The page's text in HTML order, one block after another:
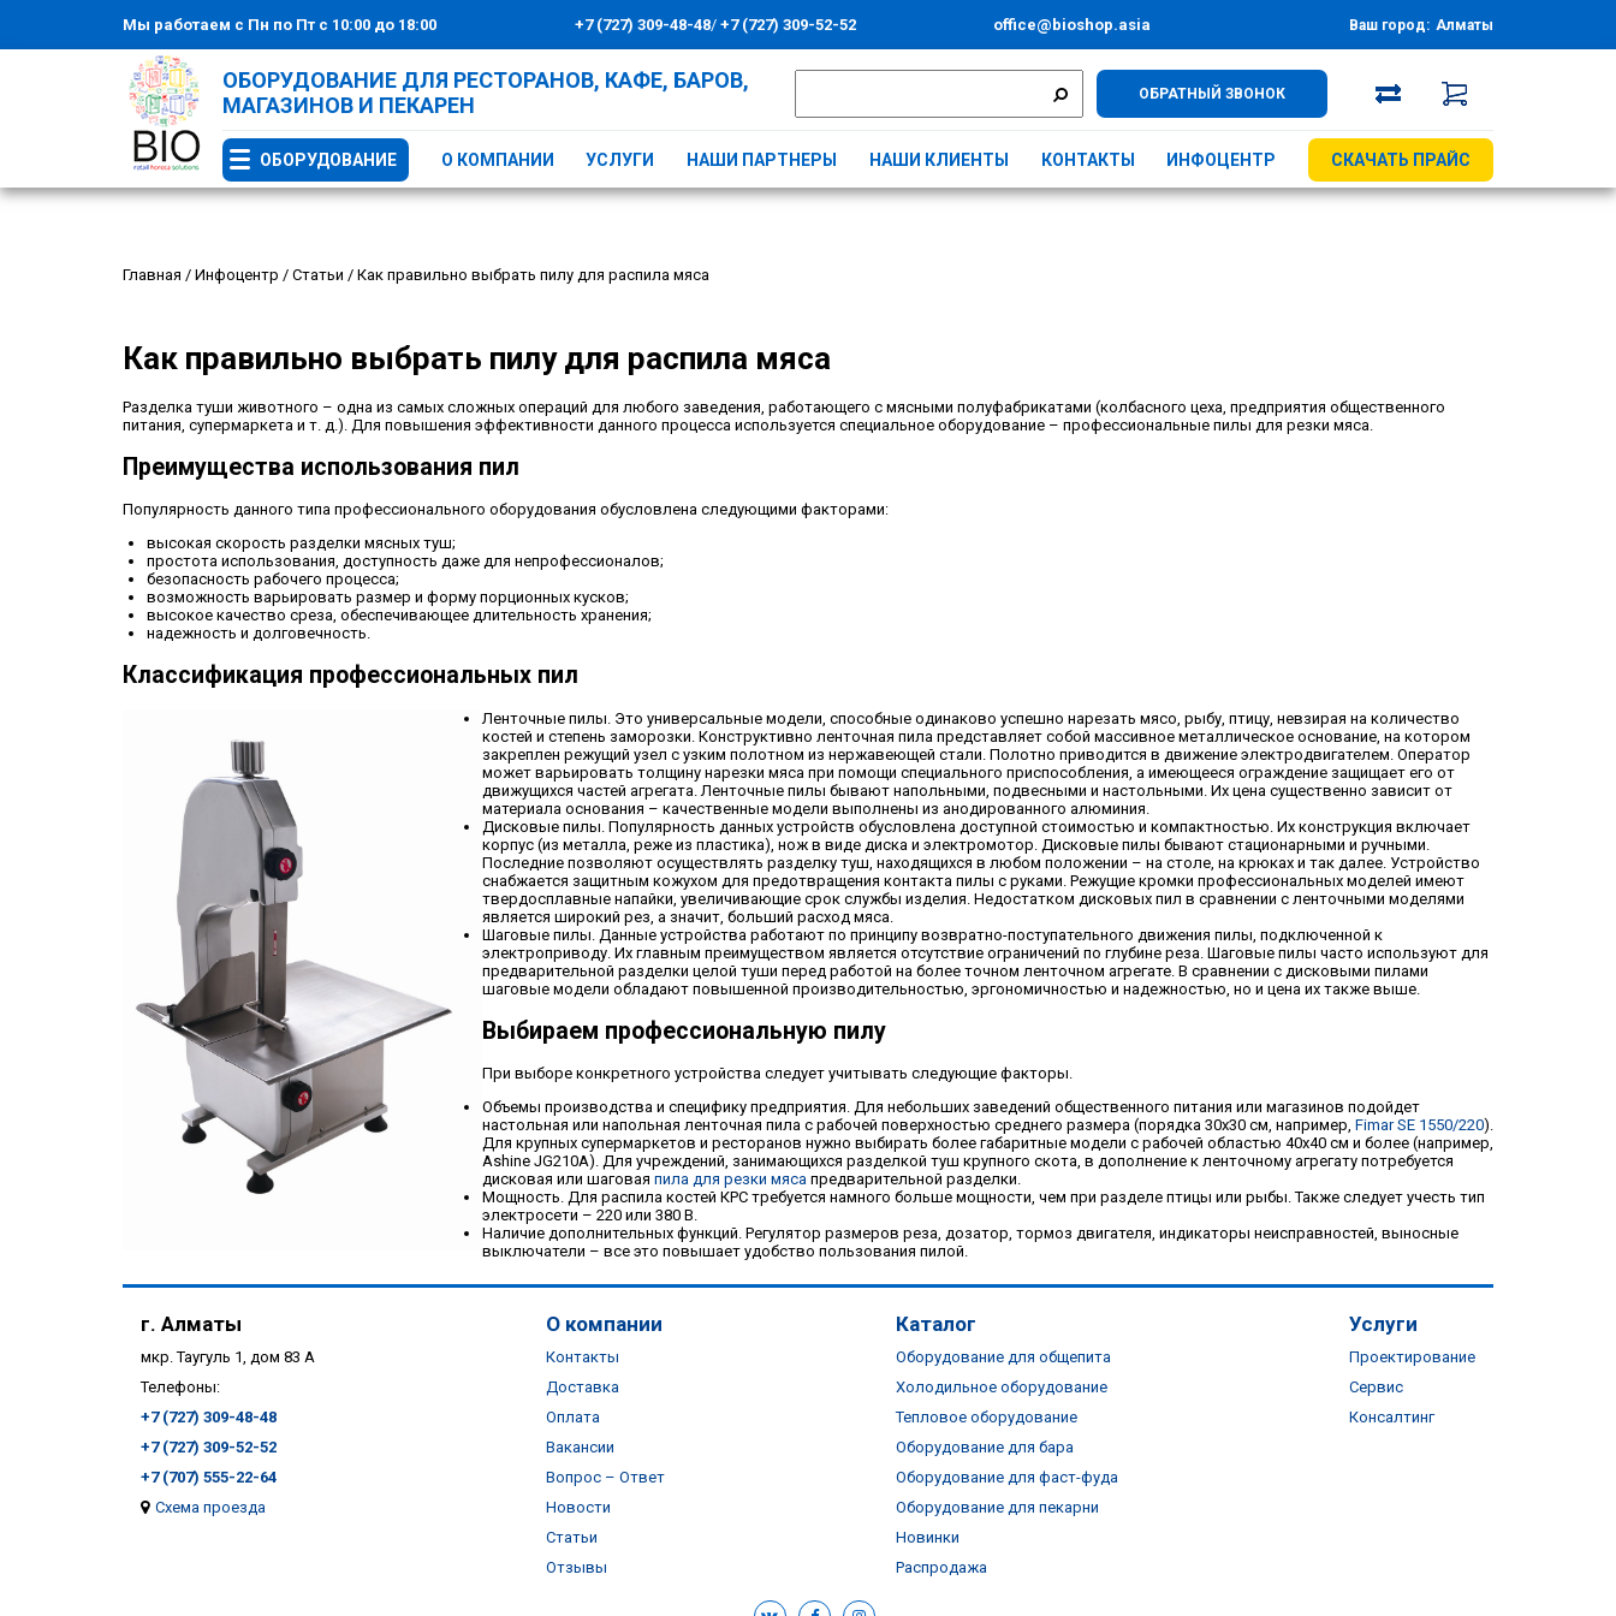
Мы работаем с Пн по Пт с 10:00 до 18:00 +7 (727) 309-48-48/+7 (727) 309-52-52 office@bioshop.asia Ваш город: Алматы
ОБОРУДОВАНИЕ ДЛЯ РЕСТОРАНОВ, КАФЕ, БАРОВ,
МАГАЗИНОВ И ПЕКАРЕН
ОБРАТНЫЙ ЗВОНОК
ОБОРУДОВАНИЕ О КОМПАНИИ УСЛУГИ НАШИ ПАРТНЕРЫ НАШИ КЛИЕНТЫ КОНТАКТЫ ИНФОЦЕНТР СКАЧАТЬ ПРАЙС
Главная / Инфоцентр / Статьи / Как правильно выбрать пилу для распила мяса
Как правильно выбрать пилу для распила мяса
Разделка туши животного – одна из самых сложных операций для любого заведения, работающего с мясными полуфабрикатами (колбасного цеха, предприятия общественного
питания, супермаркета и т. д.). Для повышения эффективности данного процесса используется специальное оборудование – профессиональные пилы для резки мяса.
Преимущества использования пил
Популярность данного типа профессионального оборудования обусловлена следующими факторами:
высокая скорость разделки мясных туш;
простота использования, доступность даже для непрофессионалов;
безопасность рабочего процесса;
возможность варьировать размер и форму порционных кусков;
высокое качество среза, обеспечивающее длительность хранения;
надежность и долговечность.
Классификация профессиональных пил
Ленточные пилы. Это универсальные модели, способные одинаково успешно нарезать мясо, рыбу, птицу, невзирая на количество
костей и степень заморозки. Конструктивно ленточная пила представляет собой массивное металлическое основание, на котором
закреплен режущий узел с узким полотном из нержавеющей стали. Полотно приводится в движение электродвигателем. Оператор
может варьировать толщину нарезки мяса при помощи специального приспособления, а имеющееся ограждение защищает его от
движущихся частей агрегата. Ленточные пилы бывают напольными, подвесными и настольными. Их цена существенно зависит от
материала основания – качественные модели выполнены из анодированного алюминия.
Дисковые пилы. Популярность данных устройств обусловлена доступной стоимостью и компактностью. Их конструкция включает
корпус (из металла, реже из пластика), нож в виде диска и электромотор. Дисковые пилы бывают стационарными и ручными.
Последние позволяют осуществлять разделку туш, находящихся в любом положении – на столе, на крюках и так далее. Устройство
снабжается защитным кожухом для предотвращения контакта пилы с руками. Режущие кромки профессиональных моделей имеют
твердосплавные напайки, увеличивающие срок службы изделия. Недостатком дисковых пил в сравнении с ленточными моделями
является широкий рез, а значит, больший расход мяса.
Шаговые пилы. Данные устройства работают по принципу возвратно-поступательного движения пилы, подключенной к
электроприводу. Их главным преимуществом является отсутствие ограничений по глубине реза. Шаговые пилы часто используют для
предварительной разделки целой туши перед работой на более точном ленточном агрегате. В сравнении с дисковыми пилами
шаговые модели обладают повышенной производительностью, эргономичностью и надежностью, но и цена их также выше.
Выбираем профессиональную пилу
При выборе конкретного устройства следует учитывать следующие факторы.
Объемы производства и специфику предприятия. Для небольших заведений общественного питания или магазинов подойдет
настольная или напольная ленточная пила с рабочей поверхностью среднего размера (порядка 30х30 см, например, Fimar SE 1550/220).
Для крупных супермаркетов и ресторанов нужно выбирать более габаритные модели с рабочей областью 40х40 см и более (например,
Ashine JG210A). Для учреждений, занимающихся разделкой туш крупного скота, в дополнение к ленточному агрегату потребуется
дисковая или шаговая пила для резки мяса предварительной разделки.
Мощность. Для распила костей КРС требуется намного больше мощности, чем при разделе птицы или рыбы. Также следует учесть тип
электросети – 220 или 380 В.
Наличие дополнительных функций. Регулятор размеров реза, дозатор, тормоз двигателя, индикаторы неисправностей, выносные
выключатели – все это повышает удобство пользования пилой.
г. Алматы
мкр. Таугуль 1, дом 83 А
Телефоны:
+7 (727) 309-48-48
+7 (727) 309-52-52
+7 (707) 555-22-64
Схема проезда
О компании
Контакты
Доставка
Оплата
Вакансии
Вопрос – Ответ
Новости
Статьи
Отзывы
Каталог
Оборудование для общепита
Холодильное оборудование
Тепловое оборудование
Оборудование для бара
Оборудование для фаст-фуда
Оборудование для пекарни
Новинки
Распродажа
Услуги
Проектирование
Сервис
Консалтинг